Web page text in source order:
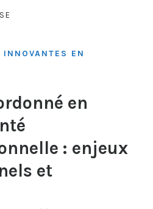
EN
en
: enjeux
et